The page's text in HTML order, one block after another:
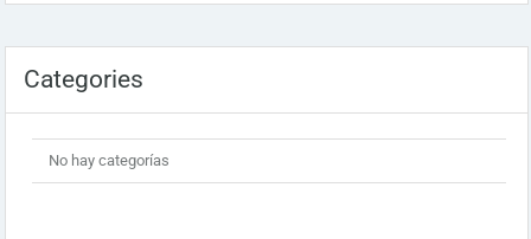
Categories
No hay categorías